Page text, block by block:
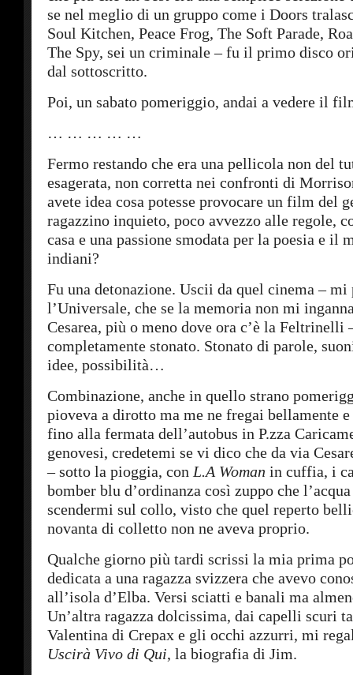
se nel meglio di un gruppo come i Doors
Soul Kitchen, Peace Frog, The Soft Parade,
The Spy, sei un criminale – fu il primo disco
dal sottoscritto.
Poi, un sabato pomeriggio, andai a vedere il
… … … … …
Fermo restando che era una pellicola non del
esagerata, non corretta nei confronti di
avete idea cosa potesse provocare un film del
ragazzino inquieto, poco avvezzo alle regole,
casa e una passione smodata per la poesia e il
indiani?
Fu una detonazione. Uscii da quel cinema – mi
l’Universale, che se la memoria non mi
Cesarea, più o meno dove ora c’è la Feltrinelli
completamente stonato. Stonato di parole,
idee, possibilità…
Combinazione, anche in quello strano
pioveva a dirotto ma me ne fregai bellamente
fino alla fermata dell’autobus in P.zza
genovesi, credetemi se vi dico che da via
– sotto la pioggia, con L.A Woman in cuffia, i
bomber blu d’ordinanza così zuppo che
scendermi sul collo, visto che quel reperto
novanta di colletto non ne aveva proprio.
Qualche giorno più tardi scrissi la mia prima
dedicata a una ragazza svizzera che avevo
all’isola d’Elba. Versi sciatti e banali ma
Un’altra ragazza dolcissima, dai capelli scuri
Valentina di Crepax e gli occhi azzurri, mi
Uscirà Vivo di Qui, la biografia di Jim.